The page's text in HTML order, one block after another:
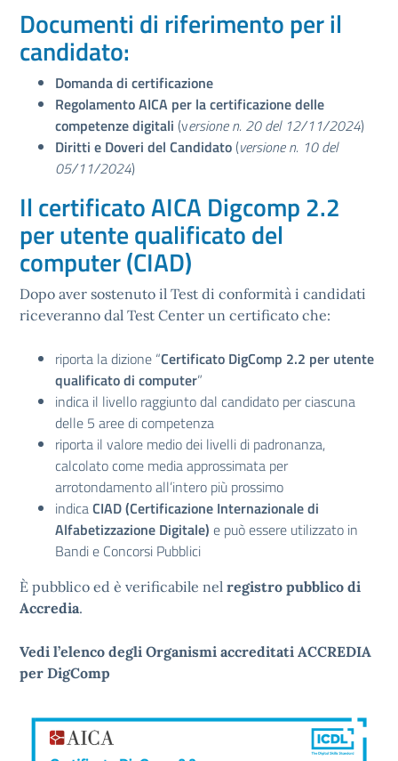
Documenti di riferimento per il
candidato:
Domanda di certificazione
Regolamento AICA per la certificazione delle
competenze digitali (versione n. 20 del 12/11/2024)
Diritti e Doveri del Candidato (versione n. 10 del
05/11/2024)
Il certificato AICA Digcomp 2.2
per utente qualificato del
computer (CIAD)
Dopo aver sostenuto il Test di conformità i candidati
riceveranno dal Test Center un certificato che:
riporta la dizione “Certificato DigComp 2.2 per utente
qualificato di computer”
indica il livello raggiunto dal candidato per ciascuna
delle 5 aree di competenza
riporta il valore medio dei livelli di padronanza,
calcolato come media approssimata per
arrotondamento all’intero più prossimo
indicaCIAD (Certificazione Internazionale di
Alfabetizzazione Digitale) e può essere utilizzato in
Bandi e Concorsi Pubblici
È pubblico ed è verificabile nel registro pubblico di
Accredia.
Vedi l’elenco degli Organismi accreditati ACCREDIA
per DigComp